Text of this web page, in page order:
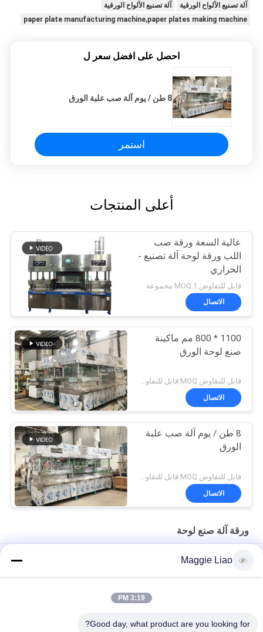
آلة تصنيع الألواح الورقية
آلة تصنيع الألواح الورقية
paper plate manufacturing machine,paper plates making machine
احصل على افضل سعر ل
8 طن / يوم آلة صب علبة الورق
استمر
أعلى المنتجات
عالية السعة ورقة صب
اللب ورقة لوحة آلة تصنيع -
الحراري
قابل للتفاوض MOQ:1 مجموعة
الاتصال
1100 * 800 مم ماكينة
صنع لوحة الورق
قابل للتفاوض MOQ:قابل للتفاوض
الاتصال
8 طن / يوم آلة صب علبة
الورق
قابل للتفاوض MOQ:قابل للتفاوض
الاتصال
ورقة آلة صنع لوحة
ساعةMaggie Liao
3:19 PM
Good day, what product are you looking for?